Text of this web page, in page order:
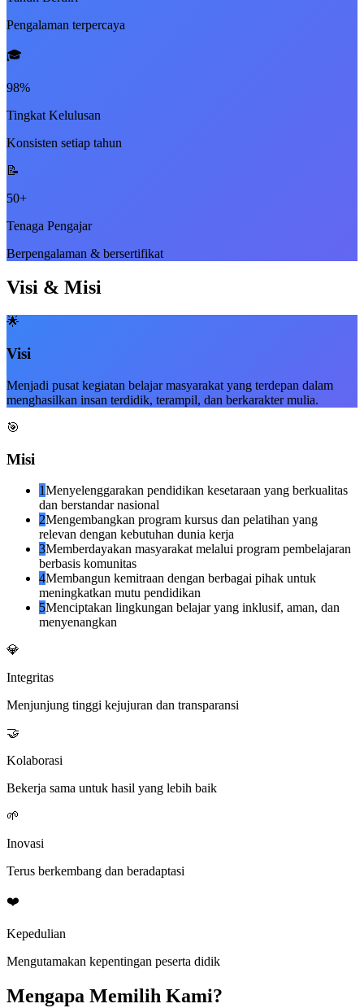
Pengalaman terpercaya
🎓
98%
Tingkat Kelulusan
Konsisten setiap tahun
📝
50+
Tenaga Pengajar
Berpengalaman & bersertifikat
Visi & Misi
🌟
Visi
Menjadi pusat kegiatan belajar masyarakat yang terdepan dalam
menghasilkan insan terdidik, terampil, dan berkarakter mulia.
🎯
Misi
1Menyelenggarakan pendidikan kesetaraan yang berkualitas
dan berstandar nasional
2Mengembangkan program kursus dan pelatihan yang
relevan dengan kebutuhan dunia kerja
3Memberdayakan masyarakat melalui program pembelajaran
berbasis komunitas
4Membangun kemitraan dengan berbagai pihak untuk
meningkatkan mutu pendidikan
5Menciptakan lingkungan belajar yang inklusif, aman, dan
menyenangkan
💎
Integritas
Menjunjung tinggi kejujuran dan transparansi
🤝
Kolaborasi
Bekerja sama untuk hasil yang lebih baik
🌱
Inovasi
Terus berkembang dan beradaptasi
❤️
Kepedulian
Mengutamakan kepentingan peserta didik
Mengapa Memilih Kami?